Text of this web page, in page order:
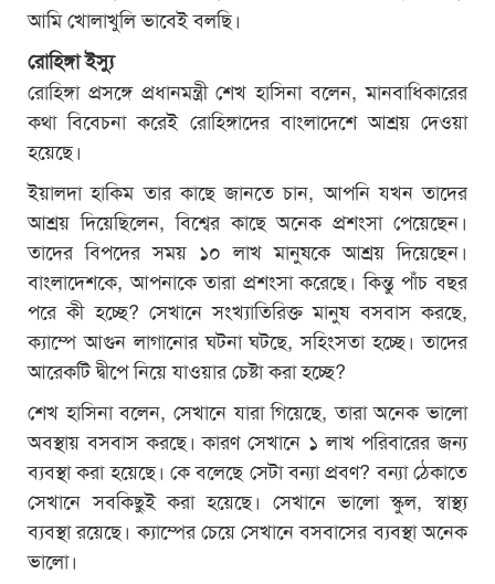
আমি খোলাখুলি ভাবেই বলছি।
রোহিঙ্গা ইস্যু
রোহিঙ্গা প্রসঙ্গে প্রধানমন্ত্রী শেখ হাসিনা বলেন, মানবাধিকারের
কথা বিবেচনা করেই রোহিঙ্গাদের বাংলাদেশে আশ্রয় দেওয়া
হয়েছে।
ইয়ালদা হাকিম তার কাছে জানতে চান, আপনি যখন তাদের
আশ্রয় দিয়েছিলেন, বিশ্বের কাছে অনেক প্রশংসা পেয়েছেন।
তাদের বিপদের সময় ১০ লাখ মানুষকে আশ্রয় দিয়েছেন।
বাংলাদেশকে, আপনাকে তারা প্রশংসা করেছে। কিন্তু পাঁচ বছর
পরে কী হচ্ছে? সেখানে সংখ্যাতিরিক্ত মানুষ বসবাস করছে,
ক্যাম্পে আগুন লাগানোর ঘটনা ঘটছে, সহিংসতা হচ্ছে। তাদের
আরেকটি দ্বীপে নিয়ে যাওয়ার চেষ্টা করা হচ্ছে?
শেখ হাসিনা বলেন, সেখানে যারা গিয়েছে, তারা অনেক ভালো
অবস্থায় বসবাস করছে। কারণ সেখানে ১ লাখ পরিবারের জন্য
ব্যবস্থা করা হয়েছে। কে বলেছে সেটা বন্যা প্রবণ? বন্যা ঠেকাতে
সেখানে সবকিছুই করা হয়েছে। সেখানে ভালো স্কুল, স্বাস্থ্য
ব্যবস্থা রয়েছে। ক্যাম্পের চেয়ে সেখানে বসবাসের ব্যবস্থা অনেক
ভালো।